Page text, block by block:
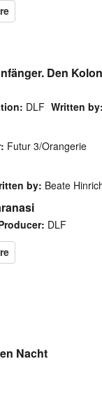
Den
DLF Written by:
Futur 3/Orangerie
by: Beate
DLF
Nacht